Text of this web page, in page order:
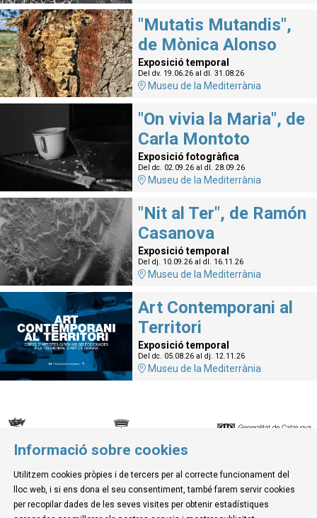
"Mutatis Mutandis",
de Mònica Alonso
Exposició temporal
Del dv. 19.06.26al dl. 31.08.26
Museu de la Mediterrània
"On vivia la Maria", de
Carla Montoto
Exposició fotogràfica
Del dc. 02.09.26al dl. 28.09.26
Museu de la Mediterrània
"Nit al Ter", de Ramón
Casanova
Exposició temporal
Del dj. 10.09.26al dl. 16.11.26
Museu de la Mediterrània
Art Contemporani al
Territori
Exposició temporal
Del dc. 05.08.26al dj. 12.11.26
Museu de la Mediterrània
© Museu de la Mediterrània
C. d'Ullà, 27-31 | 17257 Torroella de Montgrí
Tel. 972 755 180 a/e: info@museudelamediterrania.cat
Informació sobre cookies
Utilitzem cookies pròpies i de tercers per al correcte funcionament del
lloc web, i si ens dona el seu consentiment, també farem servir cookies
per recopilar dades de les seves visites per obtenir estadístiques